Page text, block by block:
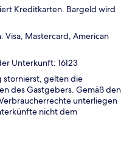
Kreditkarten. Bargeld wird
Mastercard, American
Unterkunft: 16123
stornierst, gelten die
des Gastgebers. Gemäß den
unterliegen
nicht dem